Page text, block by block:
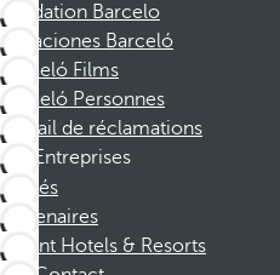
Fondation Barcelo
Vacaciones Barceló
Barceló Films
Barceló Personnes
Portail de réclamations
Entreprises
Affiliés
Partenaires
Dorint Hotels & Resorts